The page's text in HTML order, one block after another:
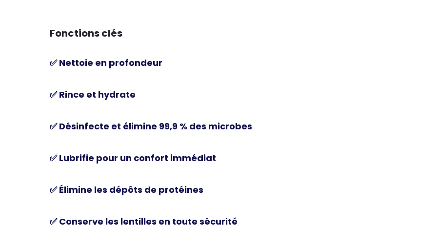
Fonctions clés
✅ Nettoie en profondeur
✅ Rince et hydrate
✅ Désinfecte et élimine 99,9 % des microbes
✅ Lubrifie pour un confort immédiat
✅ Élimine les dépôts de protéines
✅ Conserve les lentilles en toute sécurité